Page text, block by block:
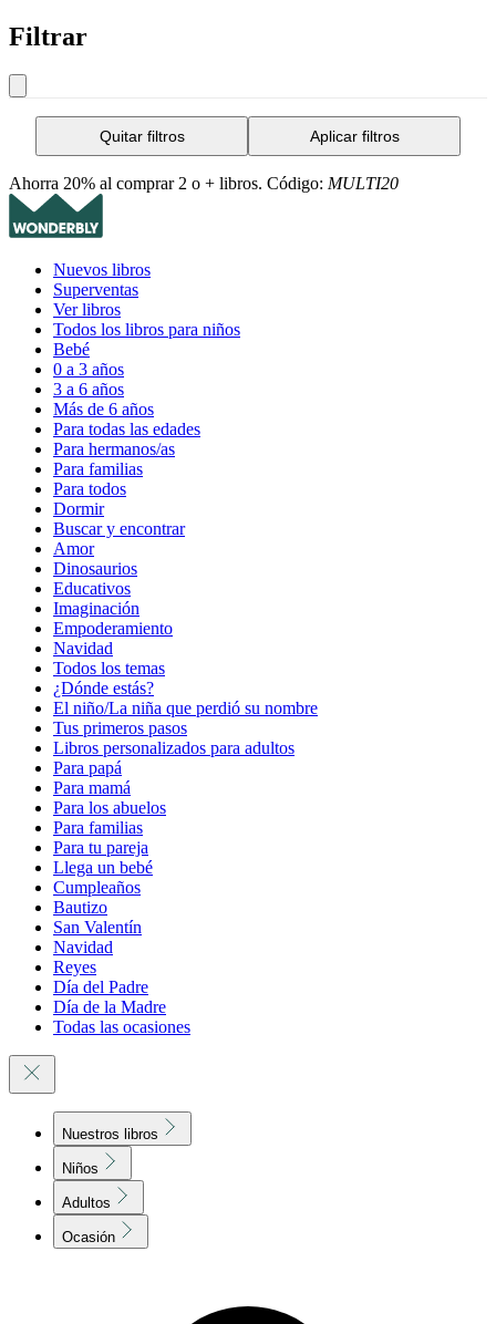
Filtrar
Quitar filtros Aplicar filtros
Ahorra 20% al comprar 2 o + libros. Código: MULTI20
Nuevos libros
Superventas
Ver libros
Todos los libros para niños
Bebé
0 a 3 años
3 a 6 años
Más de 6 años
Para todas las edades
Para hermanos/as
Para familias
Para todos
Dormir
Buscar y encontrar
Amor
Dinosaurios
Educativos
Imaginación
Empoderamiento
Navidad
Todos los temas
¿Dónde estás?
El niño/La niña que perdió su nombre
Tus primeros pasos
Libros personalizados para adultos
Para papá
Para mamá
Para los abuelos
Para familias
Para tu pareja
Llega un bebé
Cumpleaños
Bautizo
San Valentín
Navidad
Reyes
Día del Padre
Día de la Madre
Todas las ocasiones
Nuestros libros
Niños
Adultos
Ocasión